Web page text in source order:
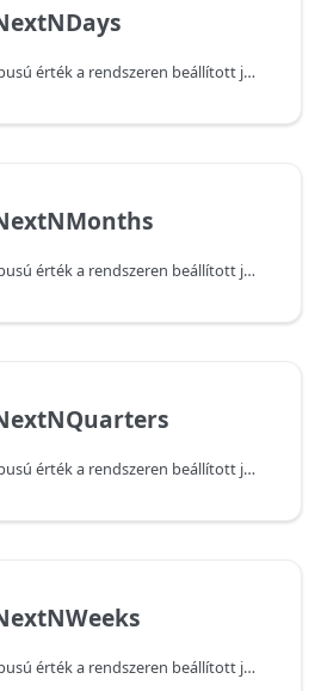
Jelzi, hogy ez a date típusú érték a rendszeren beállított jelenlegi dátum és idő alapján a következő, adott számú napon belül következik-e be. Vegye figyelembe, hogy a függvény false (hamis) értéket ad vissza, ha az átadott érték az aktuális napon következik be.
Jelzi, hogy ez a date típusú érték a rendszeren beállított jelenlegi dátum és idő alapján a következő, adott számú hónapon belül következik-e be. Vegye figyelembe, hogy a függvény false (hamis) értéket ad vissza, ha az átadott érték az aktuális hónapban következik be.
Jelzi, hogy ez a date típusú érték a rendszeren beállított jelenlegi dátum és idő alapján a következő, adott számú negyedéven belül következik-e be. Vegye figyelembe, hogy a függvény false (hamis) értéket ad vissza, ha az átadott érték az aktuális negyedévben következik be.
Jelzi, hogy ez a date típusú érték a rendszeren beállított jelenlegi dátum és idő alapján a következő, adott számú héten belül következik-e be. Vegye figyelembe, hogy a függvény false (hamis) értéket ad vissza, ha az átadott érték az aktuális héten következik be.